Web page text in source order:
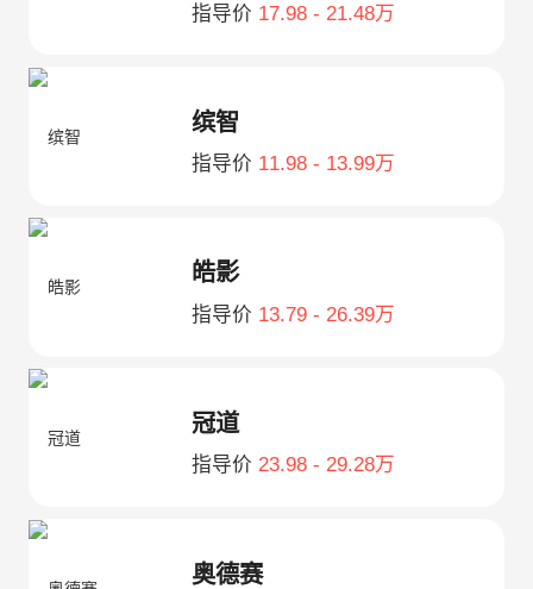
指导价 17.98 - 21.48万
缤智
指导价 11.98 - 13.99万
皓影
指导价 13.79 - 26.39万
冠道
指导价 23.98 - 29.28万
奥德赛